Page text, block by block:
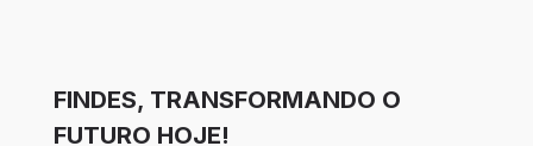
FINDES, TRANSFORMANDO O
FUTURO HOJE!